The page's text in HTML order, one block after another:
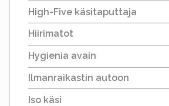
High-Five käsitaputtaja
Hiirimatot
Hygienia avain
Ilmanraikastin autoon
Iso käsi